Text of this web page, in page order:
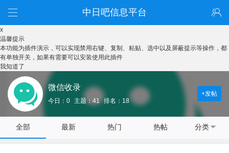
中日吧信息平台
x
温馨提示
本功能为插件演示，可以实现禁用右键、复制、粘贴、选中以及屏蔽提示等操作，都
有单独开关，如果有需要可以安装使用此插件
我知道了
微信收录
今日：0 主题：41 排名：18
+发帖
全部 最新 热门 热帖 分类